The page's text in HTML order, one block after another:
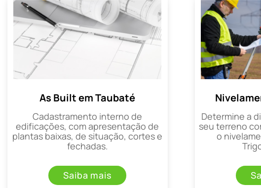
As Built em Taubaté
Cadastramento interno de
edificações, com apresentação de
plantas baixas, de situação, cortes e
fechadas.
Saiba mais
Determine a
seu terreno
o